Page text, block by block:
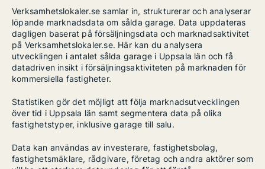
Verksamhetslokaler.se samlar in, strukturerar och analyserar
löpande marknadsdata om sålda garage. Data uppdateras
dagligen baserat på försäljningsdata och marknadsaktivitet
på Verksamhetslokaler.se. Här kan du analysera
utvecklingen i antalet sålda garage i Uppsala län och få
datadriven insikt i försäljningsaktiviteten på marknaden för
kommersiella fastigheter.
Statistiken gör det möjligt att följa marknadsutvecklingen
över tid i Uppsala län samt segmentera data på olika
fastighetstyper, inklusive garage till salu.
Data kan användas av investerare, fastighetsbolag,
fastighetsmäklare, rådgivare, företag och andra aktörer som